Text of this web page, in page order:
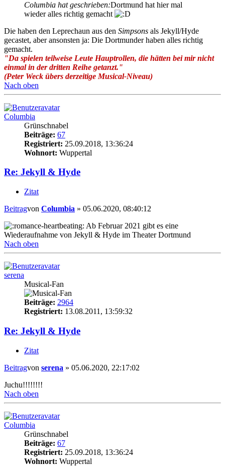
Columbia hat geschrieben:Dortmund hat hier mal
wieder alles richtig gemacht
Die haben den Leprechaun aus den Simpsons als Jekyll/Hyde
gecastet, aber ansonsten ja: Die Dortmunder haben alles richtig
gemacht.
"Da spielen teilweise Leute Hauptrollen, die hätten bei mir nicht
einmal in der dritten Reihe getanzt."
(Peter Weck übers derzeitige Musical-Niveau)
Nach oben
Columbia
Grünschnabel
Beiträge: 67
Registriert: 25.09.2018, 13:36:24
Wohnort: Wuppertal
Re: Jekyll & Hyde
Zitat
Beitragvon Columbia » 05.06.2020, 08:40:12
Ab Februar 2021 gibt es eine
Wiederaufnahme von Jekyll & Hyde im Theater Dortmund
Nach oben
serena
Musical-Fan
Beiträge: 2964
Registriert: 13.08.2011, 13:59:32
Re: Jekyll & Hyde
Zitat
Beitragvon serena » 05.06.2020, 22:17:02
Juchu!!!!!!!!
Nach oben
Columbia
Grünschnabel
Beiträge: 67
Registriert: 25.09.2018, 13:36:24
Wohnort: Wuppertal